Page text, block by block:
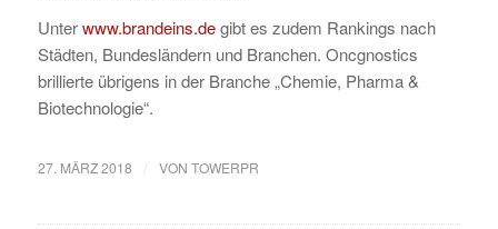
Unterwww.brandeins.degibt es zudem Rankings nach
Städten, Bundesländern und Branchen. Oncgnostics
brillierte übrigens in der Branche „Chemie, Pharma &
Biotechnologie“.
27. MÄRZ 2018 / VON TOWERPR